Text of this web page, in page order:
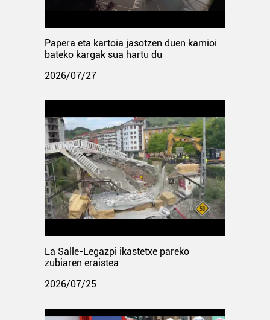
Papera eta kartoia jasotzen duen kamioi
bateko kargak sua hartu du
2026/07/27
La Salle-Legazpi ikastetxe pareko
zubiaren eraistea
2026/07/25